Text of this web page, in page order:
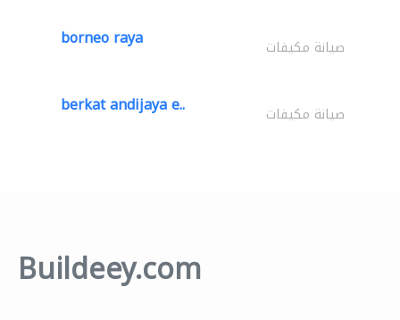
borneo raya صيانة مكيفات
berkat andijaya e.. صيانة مكيفات
Buildeey.com